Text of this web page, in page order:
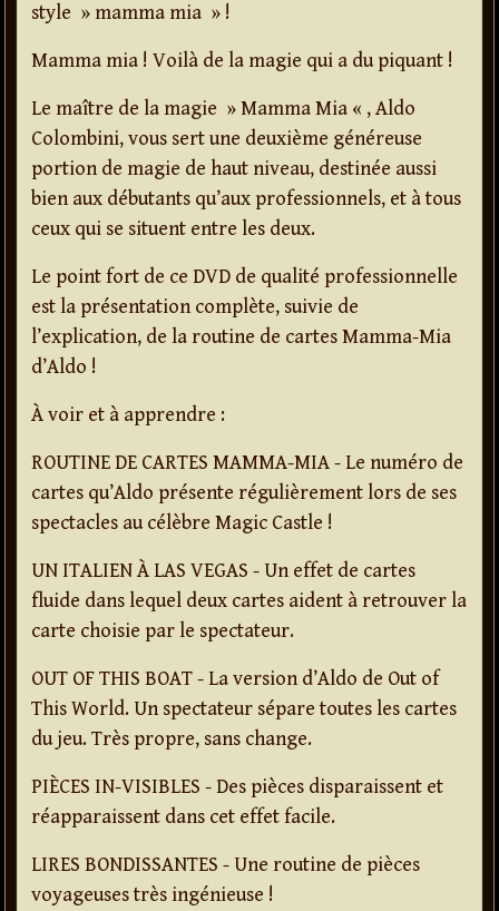
style » mamma mia » !
Mamma mia ! Voilà de la magie qui a du piquant !
Le maître de la magie » Mamma Mia « , Aldo
Colombini, vous sert une deuxième généreuse
portion de magie de haut niveau, destinée aussi
bien aux débutants qu’aux professionnels, et à tous
ceux qui se situent entre les deux.
Le point fort de ce DVD de qualité professionnelle
est la présentation complète, suivie de
l’explication, de la routine de cartes Mamma-Mia
d’Aldo !
À voir et à apprendre :
ROUTINE DE CARTES MAMMA-MIA - Le numéro de
cartes qu’Aldo présente régulièrement lors de ses
spectacles au célèbre Magic Castle !
UN ITALIEN À LAS VEGAS - Un effet de cartes
fluide dans lequel deux cartes aident à retrouver la
carte choisie par le spectateur.
OUT OF THIS BOAT - La version d’Aldo de Out of
This World. Un spectateur sépare toutes les cartes
du jeu. Très propre, sans change.
PIÈCES IN-VISIBLES - Des pièces disparaissent et
réapparaissent dans cet effet facile.
LIRES BONDISSANTES - Une routine de pièces
voyageuses très ingénieuse !